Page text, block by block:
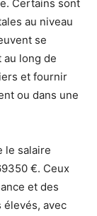
Certains sont
au niveau
se
au long de
et fournir
ou dans une
le salaire
€. Ceux
et des
élevés, avec